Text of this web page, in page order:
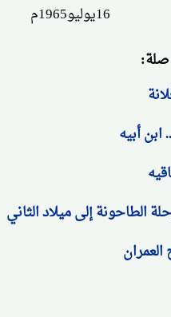
16يوليو1965م
ابن أبيه
الطاحونة إلى ميلاد الثاني